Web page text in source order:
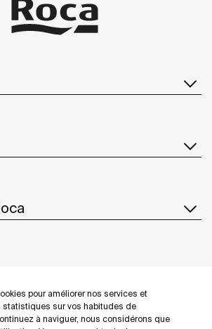
pour améliorer nos services et
statistiques sur vos habitudes de
à naviguer, nous considérons que
Suivez-nous